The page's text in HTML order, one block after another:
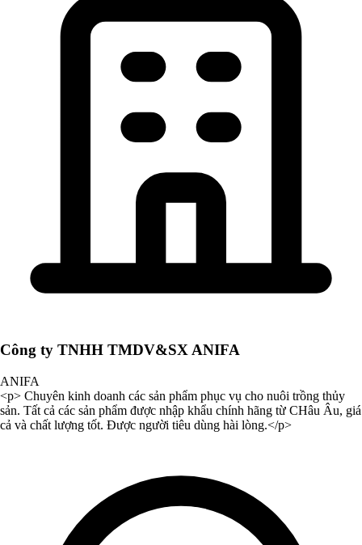
Công ty TNHH TMDV&SX ANIFA
ANIFA
<p> Chuyên kinh doanh các sản phẩm phục vụ cho nuôi trồng thủy
sản. Tất cả các sản phẩm được nhập khẩu chính hãng từ CHâu Âu, giá
cả và chất lượng tốt. Được người tiêu dùng hài lòng.</p>